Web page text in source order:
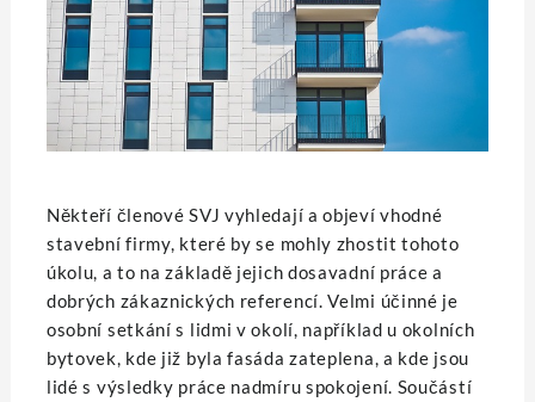
Někteří členové SVJ vyhledají a objeví vhodné
stavební firmy, které by se mohly zhostit tohoto
úkolu, a to na základě jejich dosavadní práce a
dobrých zákaznických referencí. Velmi účinné je
osobní setkání s lidmi v okolí, například u okolních
bytovek, kde již byla fasáda zateplena, a kde jsou
lidé s výsledky práce nadmíru spokojení. Součástí